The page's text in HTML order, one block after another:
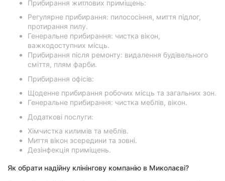
Прибирання житлових приміщень:
Регулярне прибирання: пилососіння, миття підлог,
протирання пилу.
Генеральне прибирання: чистка вікон,
важкодоступних місць.
Прибирання після ремонту: видалення будівельного
сміття, плям фарби.
Прибирання офісів:
Щоденне прибирання робочих місць та загальних зон.
Генеральне прибирання: чистка меблів, вікон.
Додаткові послуги:
Хімчистка килимів та меблів.
Миття вікон зсередини та зовні.
Дезінфекція приміщень.
Як обрати надійну клінінгову компанію в Миколаєві?